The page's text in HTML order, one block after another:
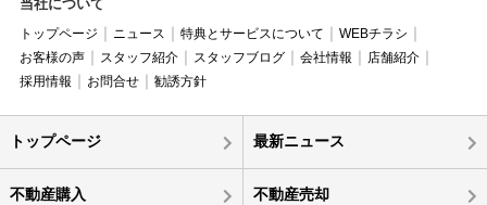
当社について
トップページ ニュース 特典とサービスについて
WEBチラシ
お客様の声
スタッフ紹介 スタッフブログ 会社情報
店舗紹介
採用情報
お問合せ 勧誘方針
トップページ 最新ニュース
不動産購入 不動産売却